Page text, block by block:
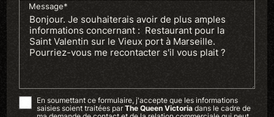
Message*
En soumettant ce formulaire, j'accepte que les informations
saisies soient traitées parThe Queen Victoriadans le cadre de